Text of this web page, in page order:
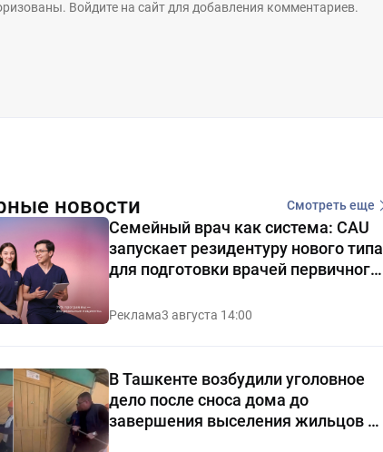
новости Смотреть еще
Семейный врач как система: CAU
запускает резидентуру нового типа
для подготовки врачей первичного
звена
Реклама3 августа 14:00
В Ташкенте возбудили уголовное
дело после сноса дома до
завершения выселения жильцов —
видео